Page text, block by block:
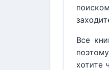
Все
хотите